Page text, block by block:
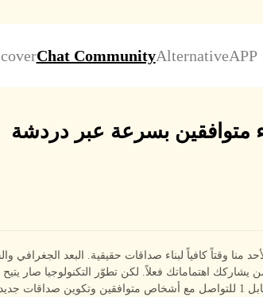
Chat CommunityAlternativeAPP
متوافقين بسرعة عبر دردشة
منا وقتاً كافياً لبناء صداقات حقيقية. البعد الجغرافي
اهتماماتك فعلاً. لكن تطوّر التكنولوجيا صار يتيح
استخدام تطبيقات دردشة الفيديو 1 مقابل 1 للتواصل مع أشخاص متوافقين وتكوين